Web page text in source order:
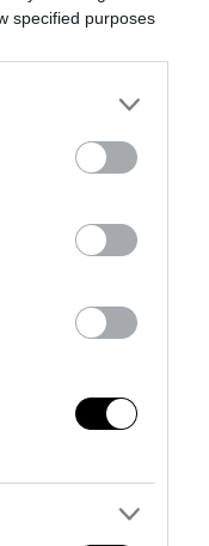
specified purposes